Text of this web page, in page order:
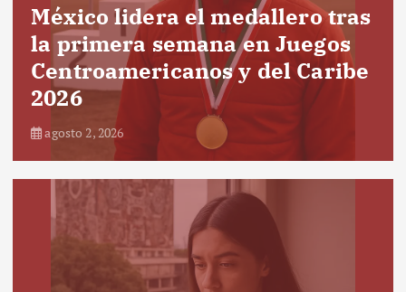
México lidera el medallero tras
la primera semana en Juegos
Centroamericanos y del Caribe
2026
agosto 2, 2026